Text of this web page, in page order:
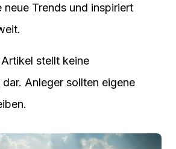
Trends und inspiriert
stellt keine
Anleger sollten eigene